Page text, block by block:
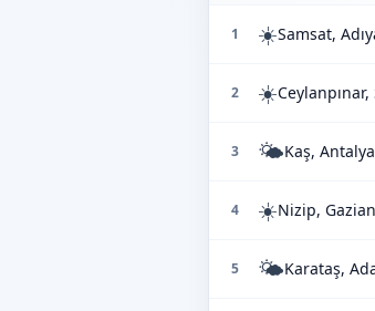
1 ☀️Samsat,
2 ☀️Ceylanpınar,
3 🌤️Kaş, Antalya
4 ☀️Nizip,
5 🌤️Karataş,